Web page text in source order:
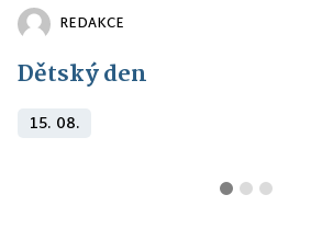
REDAKCE
Dětský den
15. 08.